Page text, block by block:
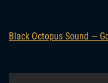
Black Octopus Sound —